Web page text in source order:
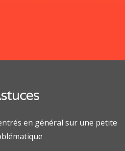
en général sur une petite